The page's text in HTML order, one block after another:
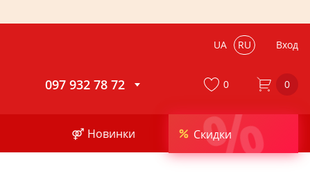
UA RU Вход
097 932 78 72 0
⚤ Новинки %
Скидки
0